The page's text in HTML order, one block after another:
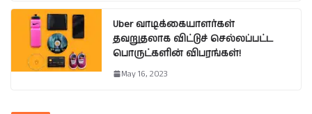
Uber வாடிக்கையாளர்கள்
தவறுதலாக விட்டுச் செல்லப்பட்ட
பொருட்களின் விபரங்கள்!
May 16, 2023